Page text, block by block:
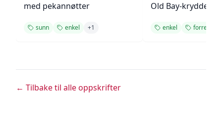
med pekannøtter
sunn enkel +1
Old Bay-krydder
enkel forrett
← Tilbake til alle oppskrifter